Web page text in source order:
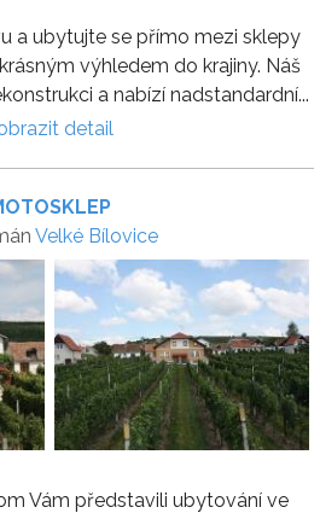
a ubytujte se přímo mezi sklepy
výhledem do krajiny. Náš
a nabízí nadstandardní...
detail
Velké Bílovice
Vám představili ubytování ve